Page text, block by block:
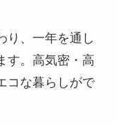
り、一年を通し
す。高気密・高
コな暮らしがで